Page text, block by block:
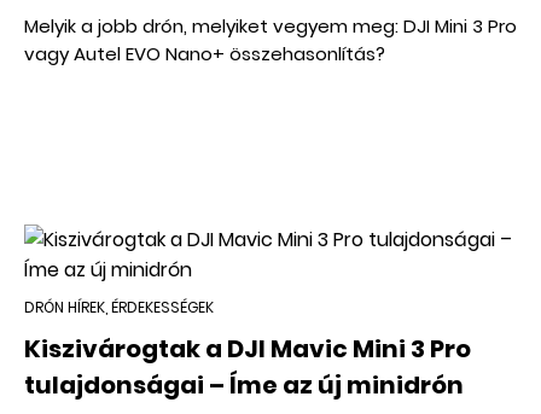
Melyik a jobb drón, melyiket vegyem meg: DJI Mini 3 Pro
vagy Autel EVO Nano+ összehasonlítás?
DRÓN HÍREK, ÉRDEKESSÉGEK
Kiszivárogtak a DJI Mavic Mini 3 Pro
tulajdonságai – Íme az új minidrón